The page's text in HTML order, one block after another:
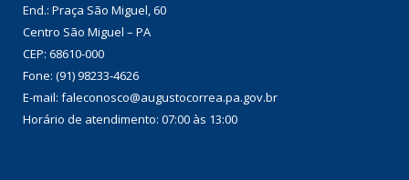
End.: Praça São Miguel, 60
Centro São Miguel – PA
CEP: 68610-000
Fone: (91) 98233-4626
E-mail: faleconosco@augustocorrea.pa.gov.br
Horário de atendimento: 07:00 às 13:00